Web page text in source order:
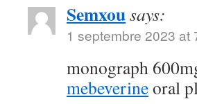
Semxousays:
1 septembre 2023 at
monograph
mebeverineoral